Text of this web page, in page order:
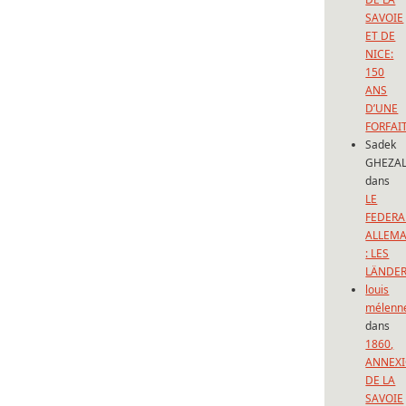
SAVOIE
ET DE
NICE:
150
ANS
D’UNE
Sadek
dans
LE
: LES
louis
dans
1860,
DE LA
SAVOIE